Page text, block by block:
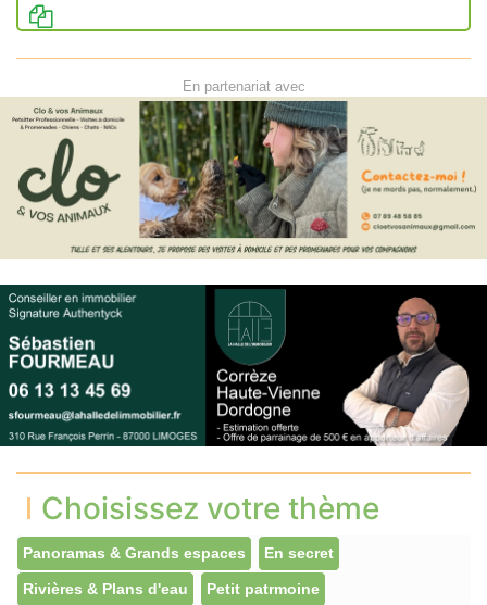
En partenariat avec
Choisissez votre thème
Panoramas & Grands espaces En secret
Rivières & Plans d'eau Petit patrmoine